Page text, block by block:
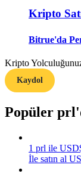
Vadeli
Kripto
Bitrue'da
Kripto
Kaydol
Popüler
1 prl ile USD
İle satın al